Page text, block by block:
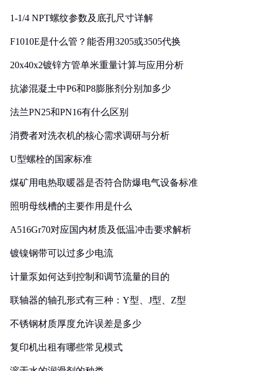
1-1/4 NPT螺纹参数及底孔尺寸详解
F1010E是什么管？能否用3205或3505代换
20x40x2镀锌方管单米重量计算与应用分析
抗渗混凝土中P6和P8膨胀剂分别加多少
法兰PN25和PN16有什么区别
消费者对洗衣机的核心需求调研与分析
U型螺栓的国家标准
煤矿用电热取暖器是否符合防爆电气设备标准
照明母线槽的主要作用是什么
A516Gr70对应国内材质及低温冲击要求解析
镀镍钢带可以过多少电流
计量泵如何达到控制和调节流量的目的
联轴器的轴孔形式有三种：Y型、J型、Z型
不锈钢材质厚度允许误差是多少
复印机出租有哪些常见模式